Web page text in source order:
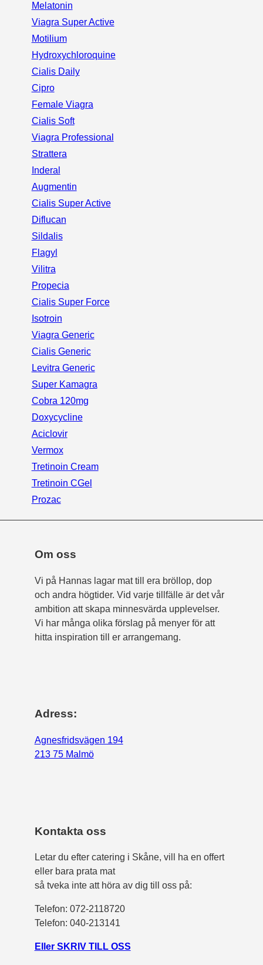
Melatonin
Viagra Super Active
Motilium
Hydroxychloroquine
Cialis Daily
Cipro
Female Viagra
Cialis Soft
Viagra Professional
Strattera
Inderal
Augmentin
Cialis Super Active
Diflucan
Sildalis
Flagyl
Vilitra
Propecia
Cialis Super Force
Isotroin
Viagra Generic
Cialis Generic
Levitra Generic
Super Kamagra
Cobra 120mg
Doxycycline
Aciclovir
Vermox
Tretinoin Cream
Tretinoin CGel
Prozac
Om oss
Vi på Hannas lagar mat till era bröllop, dop
och andra högtider. Vid varje tillfälle är det vår
ambition att skapa minnesvärda upplevelser.
Vi har många olika förslag på menyer för att
hitta inspiration till er arrangemang.
Adress:
Agnesfridsvägen 194
213 75 Malmö
Kontakta oss
Letar du efter catering i Skåne, vill ha en offert
eller bara prata mat
så tveka inte att höra av dig till oss på:
Telefon: 072-2118720
Telefon: 040-213141
Eller SKRIV TILL OSS